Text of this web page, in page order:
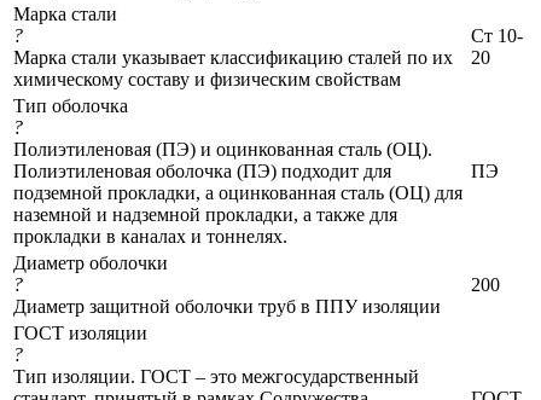
Марка стали
?
Марка стали указывает классификацию сталей по их
химическому составу и физическим свойствам
Ст 10-
20
Тип оболочка
?
Полиэтиленовая (ПЭ) и оцинкованная сталь (ОЦ).
Полиэтиленовая оболочка (ПЭ) подходит для
подземной прокладки, а оцинкованная сталь (ОЦ) для
наземной и надземной прокладки, а также для
прокладки в каналах и тоннелях.
ПЭ
Диаметр оболочки
?
Диаметр защитной оболочки труб в ППУ изоляции
200
ГОСТ изоляции
?
Тип изоляции. ГОСТ – это межгосударственный